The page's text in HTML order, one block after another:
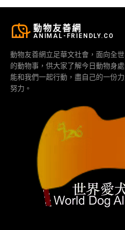
動物友善網
ANIMAL-FRIENDLY.CO
動物友善網立足華文社會，面向全
的動物事，供大家了解今日動物身
能和我們一起行動，盡自己的一份
努力。